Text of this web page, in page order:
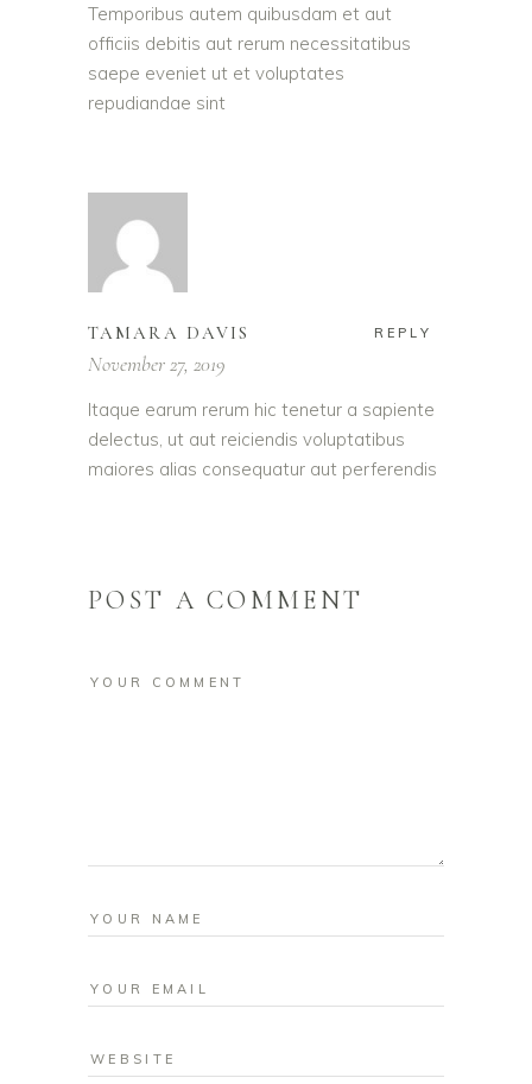
Temporibus autem quibusdam et aut
officiis debitis aut rerum necessitatibus
saepe eveniet ut et voluptates
repudiandae sint
TAMARA DAVIS REPLY
November 27, 2019
Itaque earum rerum hic tenetur a sapiente
delectus, ut aut reiciendis voluptatibus
maiores alias consequatur aut perferendis
POST A COMMENT